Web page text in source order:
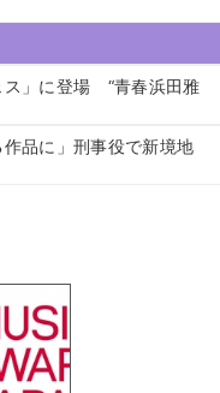
ス」に登場 “青春浜田雅
作品に」刑事役で新境地